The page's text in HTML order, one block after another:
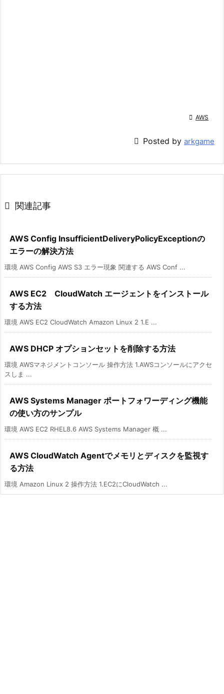
 AWS
 Posted by arkgame
 関連記事
AWS Config InsufficientDeliveryPolicyExceptionの
エラーの解決方法
環境 AWS Config AWS S3 エラー現象 関連する AWS Conf ...
AWS EC2 CloudWatch エージェントをインストール
する方法
環境 AWS EC2 CloudWatch Amazon Linux 2 1.E ...
AWS DHCP オプションセットを削除する方法
環境 AWSマネジメントコンソール 操作方法 1.AWSコンソールにアクセ
スしま ...
AWS Systems Manager ポートフォワーディング機能
の使い方のサンプル
環境 AWS EC2 RHEL8.6 AWS Systems Manager 概 ...
AWS CloudWatch Agentでメモリとディスクを監視す
る方法
環境 Amazon Linux 2 操作方法 1.EC2にCloudWatch ...